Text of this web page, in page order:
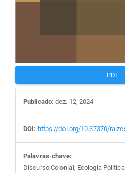
PDF
Publicado: dez. 12, 2024
DOI: https://doi.org/10.37370/
Palavras-chave:
Discurso Colonial, Ecologia